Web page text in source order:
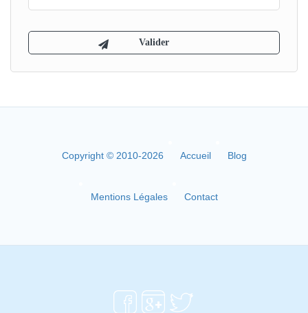
Copyright © 2010-2026 Accueil Blog
Mentions Légales Contact